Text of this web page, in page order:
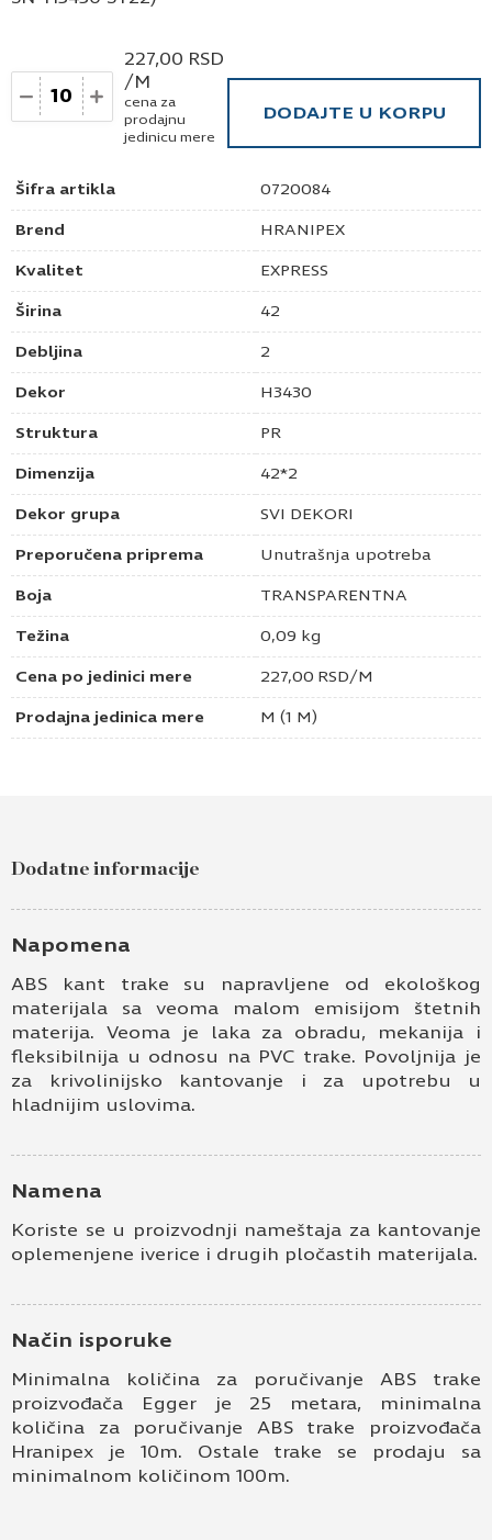
Šifra artikla 0720084
Brend HRANIPEX
Kvalitet EXPRESS
Širina 42
Debljina 2
Dekor H3430
Struktura PR
Dimenzija 42*2
Dekor grupa SVI DEKORI
Preporučena priprema Unutrašnja upotreba
Boja TRANSPARENTNA
Težina 0,09 kg
Cena po jedinici mere 227,00 RSD/M
Prodajna jedinica mere M (1 M)
Količina
227,00 RSD
/M
cena za
prodajnu
jedinicu mere
DODAJTE U KORPU
Dodatne informacije
Napomena
ABS kant trake su napravljene od ekološkog
materijala sa veoma malom emisijom štetnih
materija. Veoma je laka za obradu, mekanija i
fleksibilnija u odnosu na PVC trake. Povoljnija je
za krivolinijsko kantovanje i za upotrebu u
hladnijim uslovima.
Namena
Koriste se u proizvodnji nameštaja za kantovanje
oplemenjene iverice i drugih pločastih materijala.
Način isporuke
Minimalna količina za poručivanje ABS trake
proizvođača Egger je 25 metara, minimalna
količina za poručivanje ABS trake proizvođača
Hranipex je 10m. Ostale trake se prodaju sa
minimalnom količinom 100m.